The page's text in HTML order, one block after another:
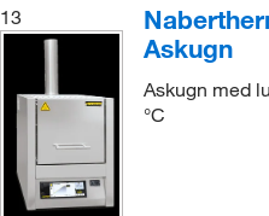
13
Askugn
Askugn med
°C